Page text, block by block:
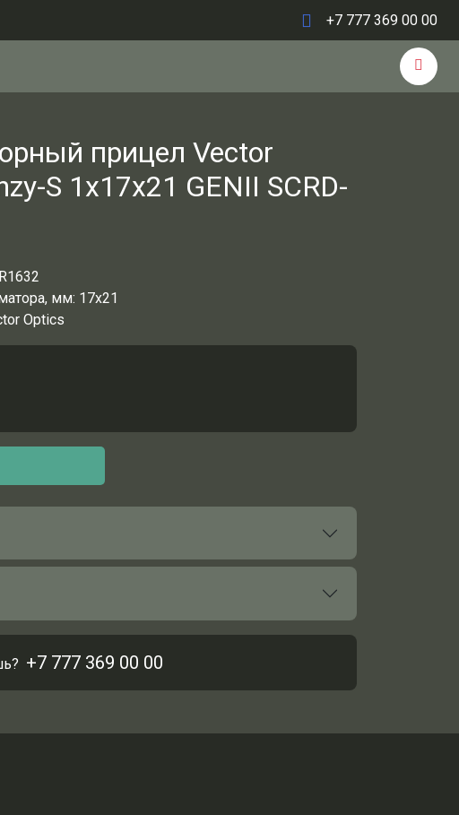
+7 777 369 00 00
прицел Vector
S 1x17x21 GENII SCRD-
мм: 17x21
Optics
+7 777 369 00 00